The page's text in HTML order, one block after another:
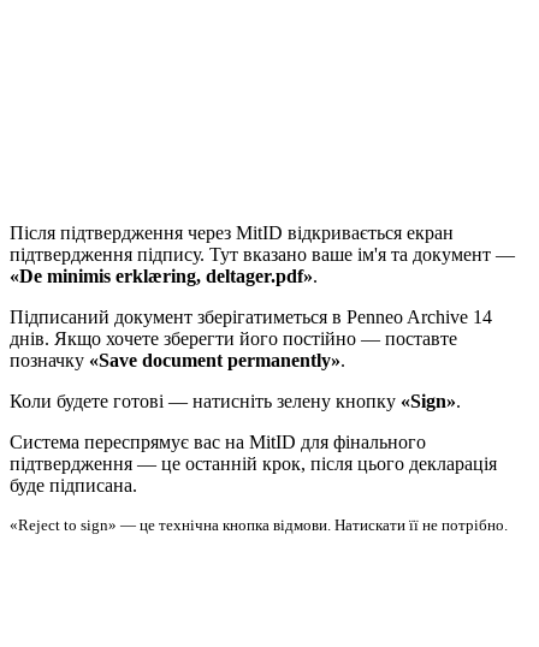
Після підтвердження через MitID відкривається екран
підтвердження підпису. Тут вказано ваше ім'я та документ —
«De minimis erklæring, deltager.pdf».
Підписаний документ зберігатиметься в Penneo Archive 14
днів. Якщо хочете зберегти його постійно — поставте
позначку «Save document permanently».
Коли будете готові — натисніть зелену кнопку «Sign».
Система переспрямує вас на MitID для фінального
підтвердження — це останній крок, після цього декларація
буде підписана.
«Reject to sign» — це технічна кнопка відмови. Натискати її не потрібно.